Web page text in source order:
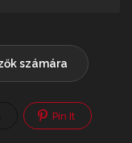
számára
Pin It